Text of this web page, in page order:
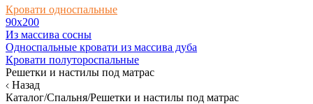
Кровати односпальные
90х200
Из массива сосны
Односпальные кровати из массива дуба
Кровати полутороспальные
Решетки и настилы под матрас
Назад
Каталог/Спальня/Решетки и настилы под матрас